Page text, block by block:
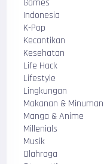
Games
Indonesia
K-Pop
Kecantikan
Kesehatan
Life Hack
Lifestyle
Lingkungan
Makanan & Minuman
Manga & Anime
Millenials
Musik
Olahraga